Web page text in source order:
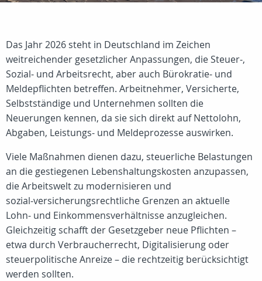
Das Jahr 2026 steht in Deutschland im Zeichen
weitreichender gesetzlicher Anpassungen, die Steuer‑,
Sozial‑ und Arbeitsrecht, aber auch Bürokratie‑ und
Meldepflichten betreffen. Arbeitnehmer, Versicherte,
Selbstständige und Unternehmen sollten die
Neuerungen kennen, da sie sich direkt auf Nettolohn,
Abgaben, Leistungs‑ und Meldeprozesse auswirken.
Viele Maßnahmen dienen dazu, steuerliche Belastungen
an die gestiegenen Lebenshaltungskosten anzupassen,
die Arbeitswelt zu modernisieren und
sozial‑versicherungsrechtliche Grenzen an aktuelle
Lohn‑ und Einkommensverhältnisse anzugleichen.
Gleichzeitig schafft der Gesetzgeber neue Pflichten –
etwa durch Verbraucherrecht, Digitalisierung oder
steuerpolitische Anreize – die rechtzeitig berücksichtigt
werden sollten.